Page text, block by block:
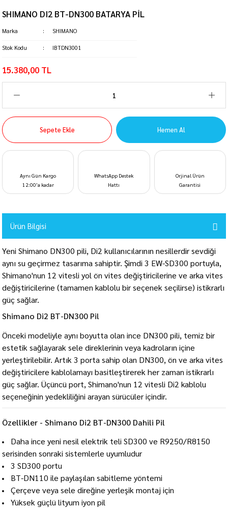
SHIMANO DI2 BT-DN300 BATARYA PİL
Marka SHIMANO
Stok Kodu IBTDN3001
15.380,00 TL
Sepete Ekle Hemen Al
Aynı Gün Kargo
12:00’a kadar
WhatsApp Destek
Hattı
Orjinal Ürün
Garantisi
Ürün Bilgisi
Yeni Shimano DN300 pili, Di2 kullanıcılarının nesillerdir sevdiği
aynı su geçirmez tasarıma sahiptir. Şimdi 3 EW-SD300 portuyla,
Shimano'nun 12 vitesli yol ön vites değiştiricilerine ve arka vites
değiştiricilerine (tamamen kablolu bir seçenek seçilirse) istikrarlı
güç sağlar.
Shimano Di2 BT-DN300 Pil
Önceki modeliyle aynı boyutta olan ince DN300 pili, temiz bir
estetik sağlayarak sele direklerinin veya kadroların içine
yerleştirilebilir. Artık 3 porta sahip olan DN300, ön ve arka vites
değiştiricilere kablolamayı basitleştirerek her zaman istikrarlı
güç sağlar. Üçüncü port, Shimano'nun 12 vitesli Di2 kablolu
seçeneğinin yedekliliğini arayan sürücüler içindir.
Özellikler - Shimano Di2 BT-DN300 Dahili Pil
Daha ince yeni nesil elektrik teli SD300 ve R9250/R8150
serisinden sonraki sistemlerle uyumludur
3 SD300 portu
BT-DN110 ile paylaşılan sabitleme yöntemi
Çerçeve veya sele direğine yerleşik montaj için
Yüksek güçlü lityum iyon pil